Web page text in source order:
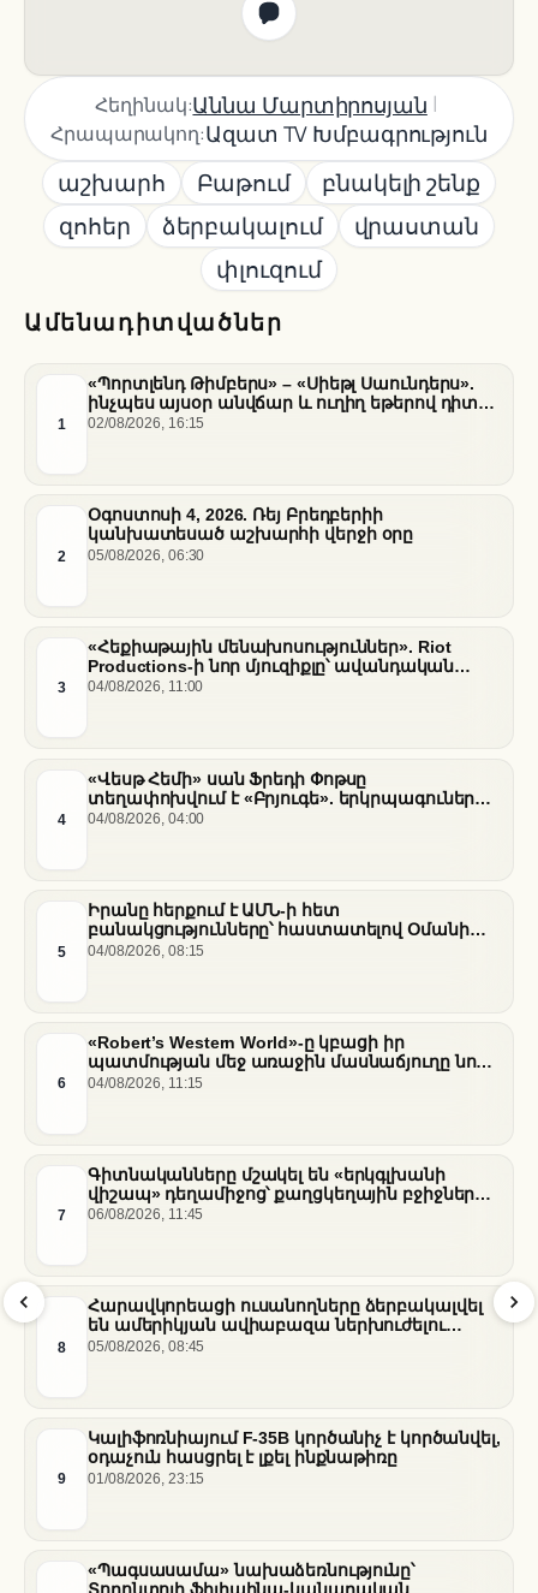
Ամենադիտվածներ
1
«Պորտլենդ Թիմբերս» – «Սիեթլ Սաունդերս».
ինչպես այսօր անվճար և ուղիղ եթերով դիտել
հանդիպումը
02/08/2026, 16:15
2
Օգոստոսի 4, 2026. Ռեյ Բրեդբերիի
կանխատեսած աշխարհի վերջի օրը
05/08/2026, 06:30
3
«Հեքիաթային մենախոսություններ». Riot
Productions-ի նոր մյուզիքլը՝ ավանդական
պատմությունների նոր վերաիմաստավորում
04/08/2026, 11:00
4
«Վեսթ Հեմի» սան Ֆրեդի Փոթսը
տեղափոխվում է «Բրյուգե». երկրպագուների
դժգոհությունը և ակումբի ռազմավարությունը
04/08/2026, 04:00
5
Իրանը հերքում է ԱՄՆ-ի հետ
բանակցությունները՝ հաստատելով Օմանի
միջնորդությամբ քննարկումները Հորմուզի
04/08/2026, 08:15
6
«Robert’s Western World»-ը կբացի իր
պատմության մեջ առաջին մասնաճյուղը նոր
«Nissan Stadium» մարզադաշտում
04/08/2026, 11:15
7
Գիտնականները մշակել են «երկգլխանի
վիշապ» դեղամիջոց՝ քաղցկեղային բջիջները
սովամահ անելու համար
06/08/2026, 11:45
8
Հարավկորեացի ուսանողները ձերբակալվել
են ամերիկյան ավիաբազա ներխուժելու
համար
05/08/2026, 08:45
9
Կալիֆոռնիայում F-35B կործանիչ է կործանվել,
օդաչուն հասցրել է լքել ինքնաթիռը
01/08/2026, 23:15
«Պագսասամա» նախաձեռնությունը՝
Հեղինակ:Աննա Մարտիրոսյան |
Հրապարակող:Ազատ TV Խմբագրություն
աշխարհ Բաթում
բնակելի շենք
զոհեր
ձերբակալում
վրաստան
փլուզում